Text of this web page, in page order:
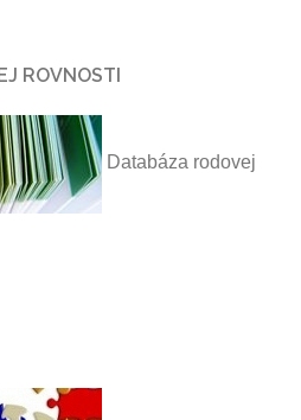
ROVNOSTI
Databáza rodovej